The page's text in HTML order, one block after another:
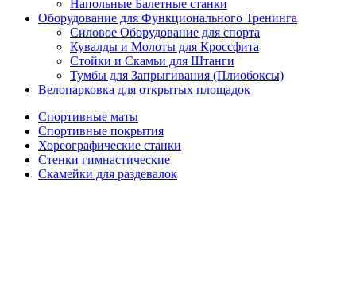
Напольные Балетные станки
Оборудование для Функционального Тренинга
Силовое Оборудование для спорта
Кувалды и Молоты для Кроссфита
Стойки и Скамьи для Штанги
Тумбы для Запрыгивания (Плиобоксы)
Велопарковка для открытых площадок
Спортивные маты
Спортивные покрытия
Хореографические станки
Стенки гимнастические
Скамейки для раздевалок